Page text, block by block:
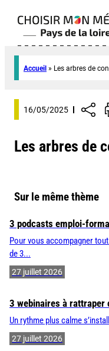
Accueil » Les arbres de
16/05/2025
Les arbres de
Sur le même thème
3 podcasts emploi-
Pour vous accompagner
de 3...
27 juillet 2026
3 webinaires à rattraper
Un rythme plus calme
27 juillet 2026